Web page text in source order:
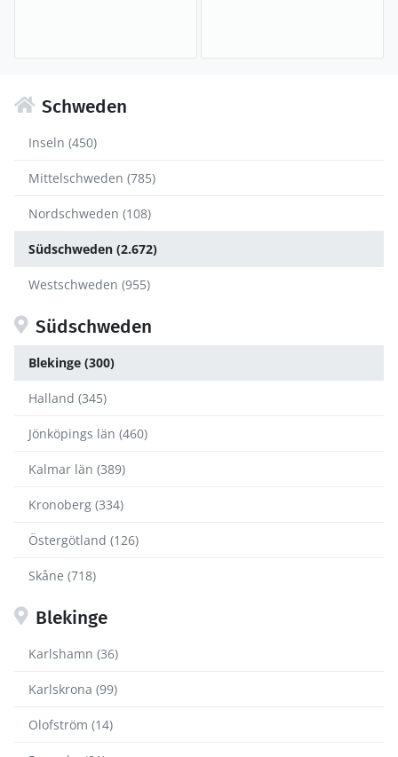
Schweden
Inseln (450)
Mittelschweden (785)
Nordschweden (108)
Südschweden (2.672)
Westschweden (955)
Südschweden
Blekinge (300)
Halland (345)
Jönköpings län (460)
Kalmar län (389)
Kronoberg (334)
Östergötland (126)
Skåne (718)
Blekinge
Karlshamn (36)
Karlskrona (99)
Olofström (14)